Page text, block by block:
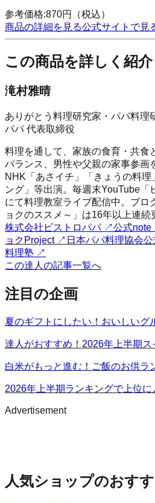
参考価格:870円
（税込）
商品の詳細を見る公式サイトで見
この商品を詳しく紹
滝村雅晴
ありがとう料理研究家・パパ料理
パパ 代表取締役
料理を通して、家族の食育・共食
バランス、男性や父親の家事参画
NHK「あさイチ」「きょうの料理
ング」等出演。毎週末YouTube「
にて料理教室ライブ配信中。ブロ
ョクのススメ～」は16年以上連続
株式会社ビストロパパ ↗公式note
ョクProject ↗ 日本パパ料理協会
料理塾 ↗
この達人の記事一覧へ
注目の企画
夏のギフトにしたい！おいしいグ
達人がおすすめ！2026年上半期
白米がもっと進む！ご飯のお供ラ
2026年上半期ランキングで上位
Advertisement
人気ショップのおす